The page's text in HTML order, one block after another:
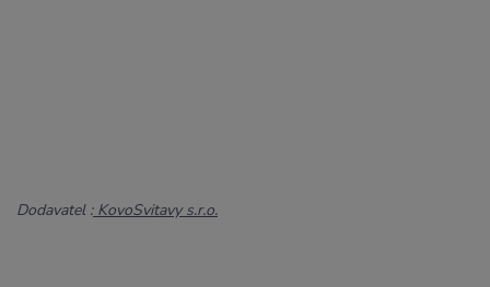
Dodavatel :KovoSvitavy s.r.o.